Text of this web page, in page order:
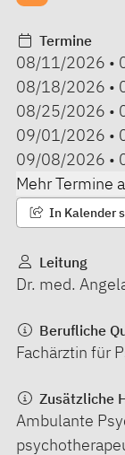
Termine
08/11/2026 •
08/18/2026 •
08/25/2026 •
09/01/2026 •
09/08/2026 •
Mehr Termine
In Kalender
Leitung
Dr. med.
Berufliche
Fachärztin für
Zusätzliche
Ambulante